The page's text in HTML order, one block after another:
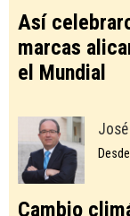
Así
marcas
el Mundial
Cambio